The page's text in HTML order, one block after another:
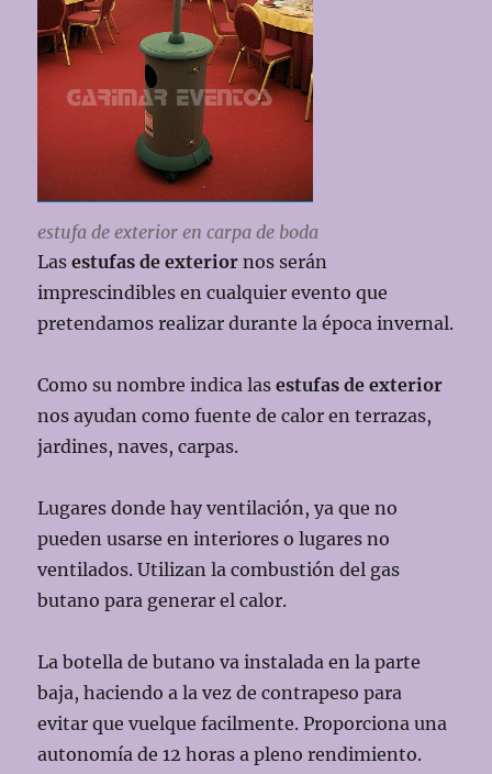
estufa de exterior en carpa de boda
Lasestufas de exterior nos serán
imprescindibles en cualquier evento que
pretendamos realizar durante la época invernal.
Como su nombre indica lasestufas de exterior
nos ayudan como fuente de calor en terrazas,
jardines, naves, carpas.
Lugares donde hay ventilación, ya que no
pueden usarse en interiores o lugares no
ventilados. Utilizan la combustión del gas
butano para generar el calor.
La botella de butano va instalada en la parte
baja, haciendo a la vez de contrapeso para
evitar que vuelque facilmente. Proporciona una
autonomía de 12 horas a pleno rendimiento.